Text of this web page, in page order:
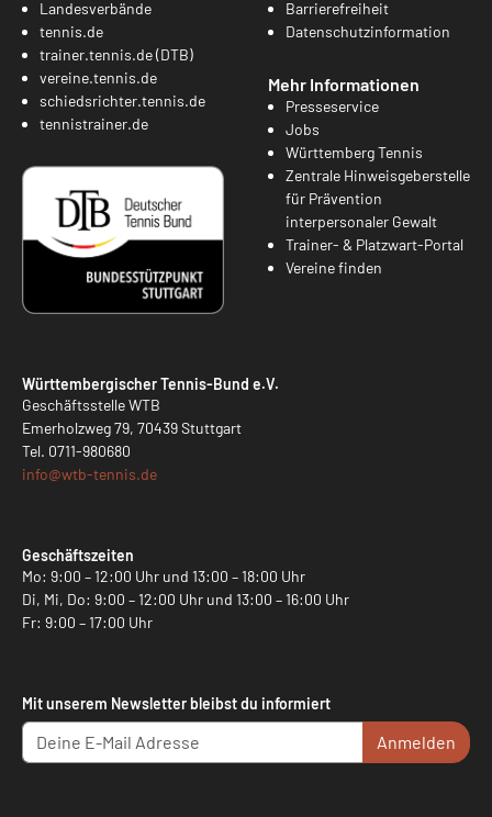
Landesverbände
tennis.de
trainer.tennis.de (DTB)
vereine.tennis.de
schiedsrichter.tennis.de
tennistrainer.de
Barrierefreiheit
Datenschutzinformation
Mehr Informationen
Presseservice
Jobs
Württemberg Tennis
Zentrale Hinweisgeberstelle
für Prävention
interpersonaler Gewalt
Trainer- & Platzwart-Portal
Vereine finden
Württembergischer Tennis-Bund e.V.
Geschäftsstelle WTB
Emerholzweg 79, 70439 Stuttgart
Tel. 0711-980680
info@wtb-tennis.de
Geschäftszeiten
Mo: 9:00 – 12:00 Uhr und 13:00 – 18:00 Uhr
Di, Mi, Do: 9:00 – 12:00 Uhr und 13:00 – 16:00 Uhr
Fr: 9:00 – 17:00 Uhr
Mit unserem Newsletter bleibst du informiert
Anmelden